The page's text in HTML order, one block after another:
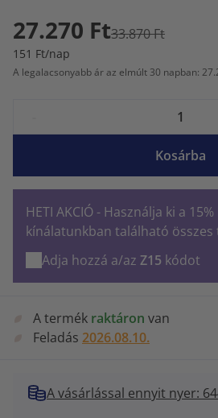
27.270 Ft33.870 Ft
151 Ft/nap
A legalacsonyabb ár az elmúlt 30 napban:
Kosárba
HETI AKCIÓ - Használja ki a
kínálatunkban található összes
Adja hozzá a/az Z15 kódot
A termék raktáron van
Feladás 2026.08.10.
A vásárlással ennyit nyer: